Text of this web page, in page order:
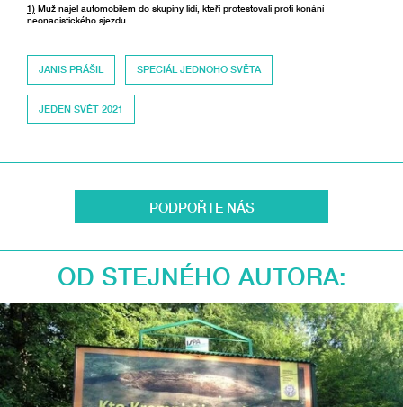
1) Muž najel automobilem do skupiny lidí, kteří protestovali proti konání
neonacistického sjezdu.
JANIS PRÁŠIL SPECIÁL JEDNOHO SVĚTA
JEDEN SVĚT 2021
PODPOŘTE NÁS
OD STEJNÉHO AUTORA: